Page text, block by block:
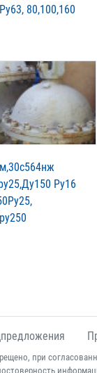
80,100,160
Ру16
при